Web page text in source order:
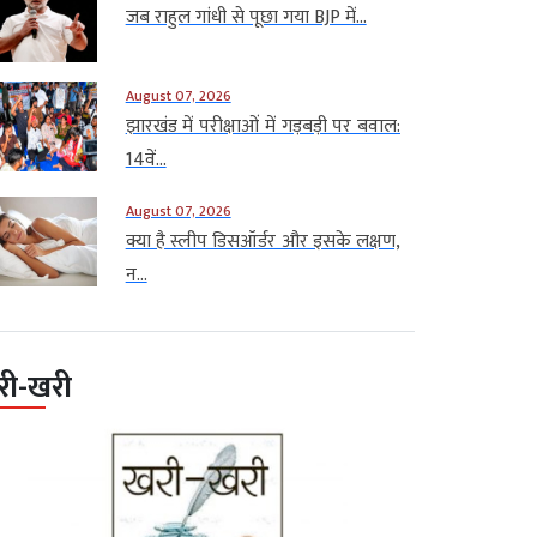
जब राहुल गांधी से पूछा गया BJP में...
August 07, 2026
झारखंड में परीक्षाओं में गड़बड़ी पर बवाल:
14वें...
August 07, 2026
क्या है स्लीप डिसऑर्डर और इसके लक्षण,
न...
खरी